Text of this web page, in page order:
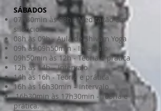
SÁBADOS
07h30min às 08h - Meditação em
silêncio.
08h às 09h - Aula de Shivam Yoga
09h às 09h50min - Intervalo
09h50min às 12h - Teoria e prática
12h às 14h – Intervalo
14h às 16h - Teoria e prática
16h às 16h30min – Intervalo
16h30min às 17h30min - Teoria e
prática.